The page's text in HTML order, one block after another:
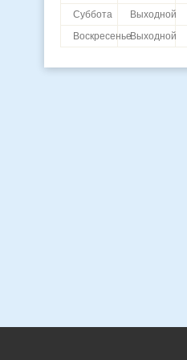
Суббота
Выходной
ВоскресеньеВыходной